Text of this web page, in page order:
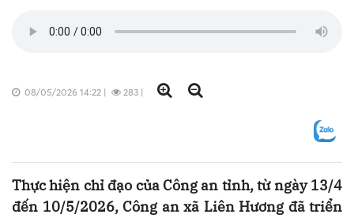
08/05/2026 14:22 | 283 |
Thực hiện chỉ đạo của Công an tỉnh, từ ngày 13/4
đến 10/5/2026, Công an xã Liên Hương đã triển